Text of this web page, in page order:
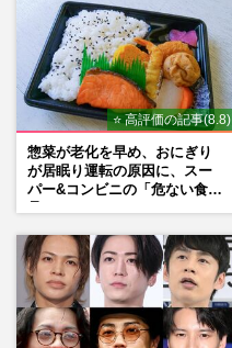
⭐ 高評価の記事(8.8)
惣菜が老化を早め、おにぎり
が居眠り運転の原因に、スー
パー&コンビニの「危ない食